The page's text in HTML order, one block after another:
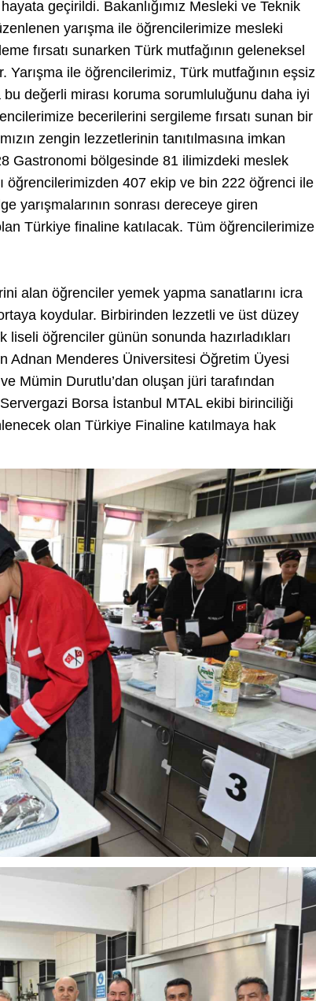
geçirildi. Bakanlığımız Mesleki ve Teknik
yarışma ile öğrencilerimize mesleki
fırsatı sunarken Türk mutfağının geleneksel
Yarışma ile öğrencilerimiz, Türk mutfağının eşsiz
değerli mirası koruma sorumluluğunu daha iyi
becerilerini sergileme fırsatı sunan bir
zengin lezzetlerinin tanıtılmasına imkan
Gastronomi bölgesinde 81 ilimizdeki meslek
öğrencilerimizden 407 ekip ve bin 222 öğrenci ile
yarışmalarının sonrası dereceye giren
Türkiye finaline katılacak. Tüm öğrencilerimize
alan öğrenciler yemek yapma sanatlarını icra
koydular. Birbirinden lezzetli ve üst düzey
öğrenciler günün sonunda hazırladıkları
Adnan Menderes Üniversitesi Öğretim Üyesi
Mümin Durutlu’dan oluşan jüri tarafından
Borsa İstanbul MTAL ekibi birinciliği
olan Türkiye Finaline katılmaya hak